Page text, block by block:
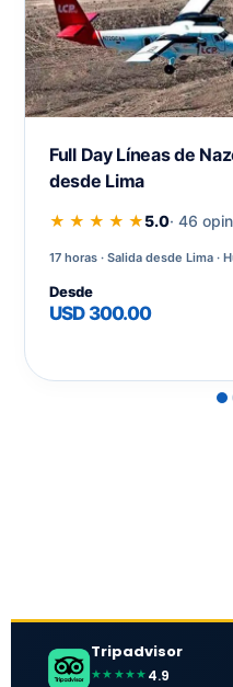
Full Day Líneas de
desde Lima
★ ★ ★ ★ ★5.0· 46
17 horas Salida desde Lima ·
Desde
USD 300.00
Tripadvisor
★★★★★ 4.9